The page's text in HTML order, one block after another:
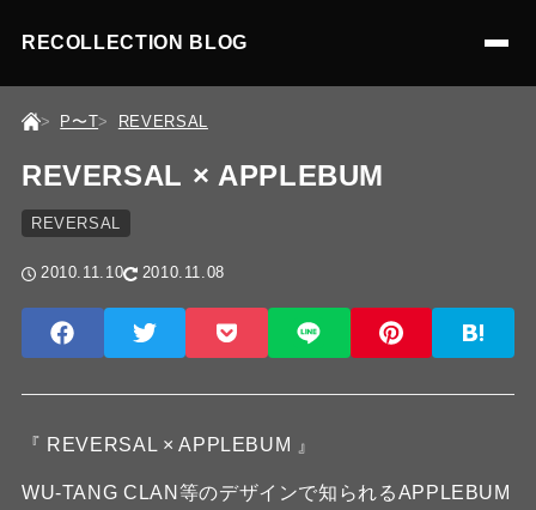
RECOLLECTION BLOG
P〜T REVERSAL
REVERSAL × APPLEBUM
REVERSAL
2010.11.10 2010.11.08
『 REVERSAL × APPLEBUM 』
WU-TANG CLAN等のデザインで知られるAPPLEBUM